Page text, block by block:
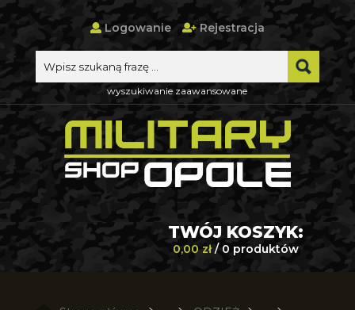
Logowanie Rejestracja
wyszukiwanie zaawansowane
TWÓJ KOSZYK:
0,00 zł/ 0 produktów